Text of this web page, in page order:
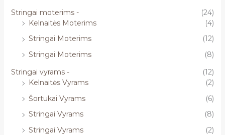
Stringai moterims -
(24)
Kelnaitės Moterims
(4)
Stringai Moterims
(12)
Stringai Moterims
(8)
Stringai vyrams -
(12)
Kelnaitės Vyrams
(2)
Šortukai Vyrams
(6)
Stringai Vyrams
(8)
Stringai Vyrams
(2)